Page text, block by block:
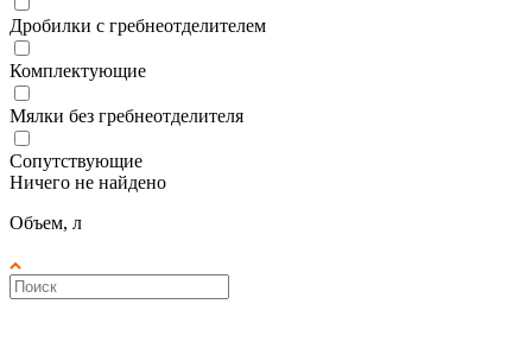
Дробилки с гребнеотделителем
Комплектующие
Мялки без гребнеотделителя
Сопутствующие
Ничего не найдено
Объем, л